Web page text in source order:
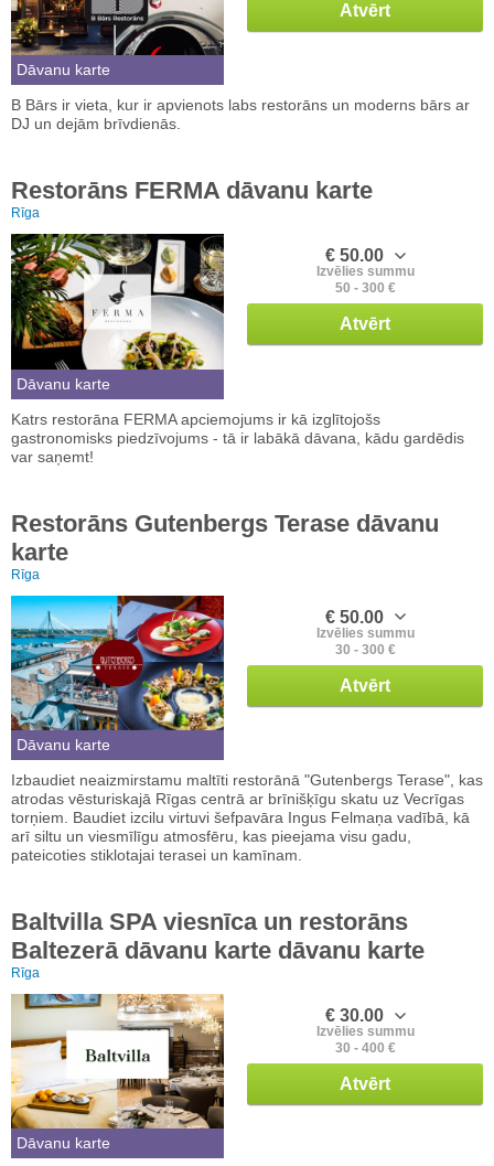
Dāvanu karte
Atvērt
B Bārs ir vieta, kur ir apvienots labs restorāns un moderns bārs ar
DJ un dejām brīvdienās.
Restorāns FERMA dāvanu karte
Rīga
Dāvanu karte
€ 50.00
Izvēlies summu
50 - 300 €
Atvērt
Katrs restorāna FERMA apciemojums ir kā izglītojošs
gastronomisks piedzīvojums - tā ir labākā dāvana, kādu gardēdis
var saņemt!
Restorāns Gutenbergs Terase dāvanu
karte
Rīga
Dāvanu karte
€ 50.00
Izvēlies summu
30 - 300 €
Atvērt
Izbaudiet neaizmirstamu maltīti restorānā "Gutenbergs Terase", kas
atrodas vēsturiskajā Rīgas centrā ar brīnišķīgu skatu uz Vecrīgas
torņiem. Baudiet izcilu virtuvi šefpavāra Ingus Felmaņa vadībā, kā
arī siltu un viesmīlīgu atmosfēru, kas pieejama visu gadu,
pateicoties stiklotajai terasei un kamīnam.
Baltvilla SPA viesnīca un restorāns
Baltezerā dāvanu karte dāvanu karte
Rīga
Dāvanu karte
€ 30.00
Izvēlies summu
30 - 400 €
Atvērt